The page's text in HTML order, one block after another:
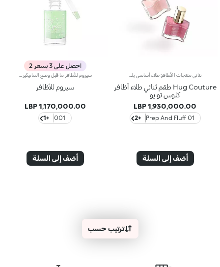
Hug Couture طقم ثنائي طلاء أظافر
كلوس تو يو
1,930,000.00 LBP
01 Prep And Fluff
+2
أضف إلى السلة
احصل على 3 بسعر 2
سيروم للأظافر
1,170,000.00 LBP
001
+1
أضف إلى السلة
ترتيب حسب